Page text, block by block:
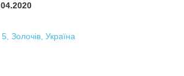
Золочів, Україна